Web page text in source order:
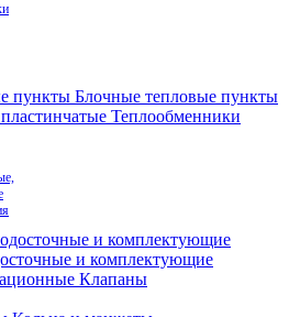
Блочные тепловые пункты
Теплообменники
и комплектующие
Клапаны